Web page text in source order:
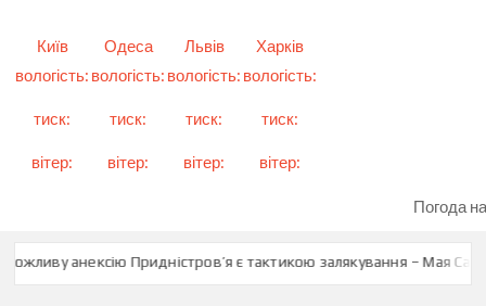
Київ
Одеса Львів
Харків
вологість:
тиск:
вітер:
вологість:
тиск:
вітер:
вологість:
тиск:
вітер:
вологість:
тиск:
вітер:
Погода
анексію Придністров’я є тактикою залякування – Мая Санду